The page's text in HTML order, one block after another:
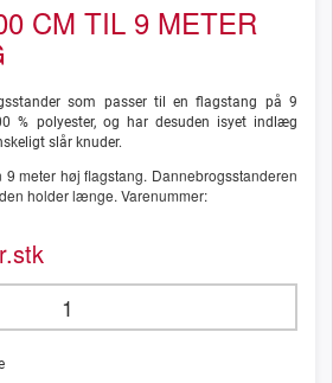
CM TIL 9 METER
som passer til en flagstang på 9
% polyester, og har desuden isyet indlæg
slår knuder.
meter høj flagstang. Dannebrogsstanderen
holder længe. Varenummer: